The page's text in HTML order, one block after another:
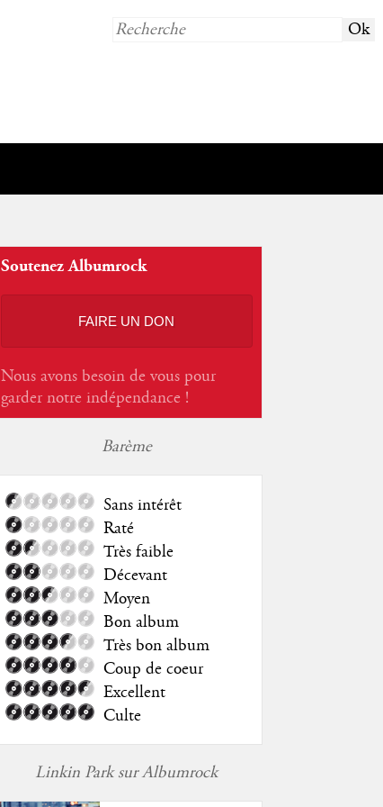
Soutenez Albumrock
FAIRE UN DON
Nous avons besoin de vous pour
garder notre indépendance !
Barème
Sans intérêt
Raté
Très faible
Décevant
Moyen
Bon album
Très bon album
Coup de coeur
Excellent
Culte
Linkin Park sur Albumrock